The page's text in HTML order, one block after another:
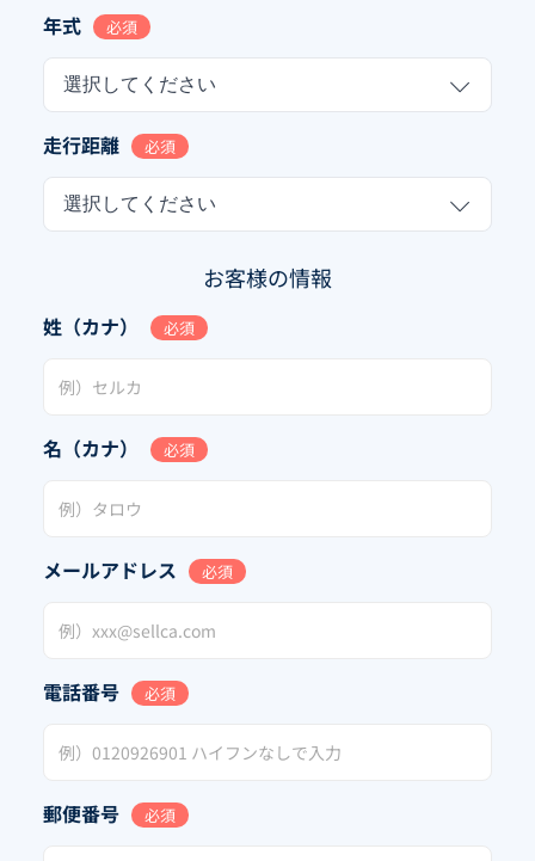
年式 必須
選択してください
走行距離 必須
選択してください
お客様の情報
姓（カナ） 必須
名（カナ） 必須
メールアドレス 必須
電話番号 必須
郵便番号 必須